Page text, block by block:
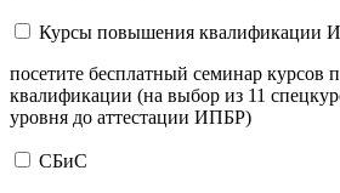
Курсы повышения квалификации
посетите бесплатный семинар курсов
квалификации (на выбор из 11
уровня до аттестации ИПБР)
СБиС